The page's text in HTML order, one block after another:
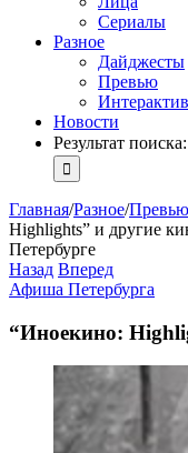
Сериалы
Разное
Дайджесты
Превью
Интерактив
Новости
Результат поиска:
Главная/Разное/Превью
Highlights” и другие
Петербурге
Назад Вперед
Афиша Петербурга
“Иноекино: